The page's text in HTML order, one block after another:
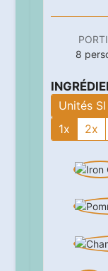
8
Unités SI
1x
2x